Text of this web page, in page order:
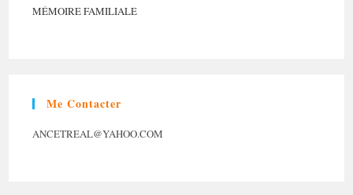
MÉMOIRE FAMILIALE
Me Contacter
ANCETREAL@YAHOO.COM